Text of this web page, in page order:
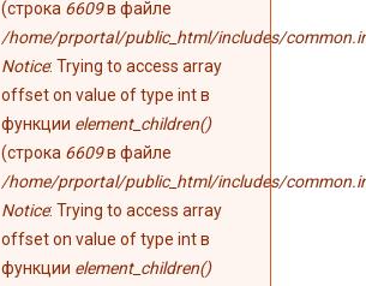
(строка 6609в файле
/home/prportal/public_html/includes/
Notice: Trying to access array
offset on value of type int в
функции element_children()
(строка 6609в файле
/home/prportal/public_html/includes/
Notice: Trying to access array
offset on value of type int в
функции element_children()